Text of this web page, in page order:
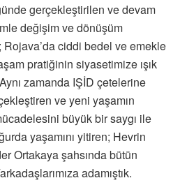
gerçekleştirilen ve devam
değişim ve dönüşüm
Rojava’da ciddi bedel ve emekle
pratiğinin siyasetimize ışık
zamanda IŞİD çetelerine
ve yeni yaşamın
büyük bir saygı ile
yaşamını yitiren; Hevrin
Ortakaya şahsında bütün
adamıştık.